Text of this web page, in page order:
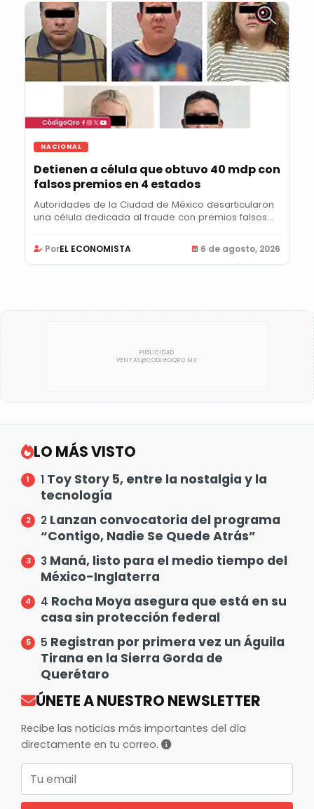
NACIONAL
Detienen a célula que obtuvo 40 mdp con
falsos premios en 4 estados
Autoridades de la Ciudad de México desarticularon
una célula dedicada al fraude con premios falsos...
PorEL ECONOMISTA 6 de agosto, 2026
LO MÁS VISTO
1 Toy Story 5, entre la nostalgia y la
tecnología
2 Lanzan convocatoria del programa
“Contigo, Nadie Se Quede Atrás”
3 Maná, listo para el medio tiempo del
México-Inglaterra
4 Rocha Moya asegura que está en su
casa sin protección federal
5 Registran por primera vez un Águila
Tirana en la Sierra Gorda de
Querétaro
ÚNETE A NUESTRO NEWSLETTER
Recibe las noticias más importantes del día
directamente en tu correo.
Correo electrónico